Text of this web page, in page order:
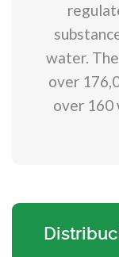
water.
over
over 160